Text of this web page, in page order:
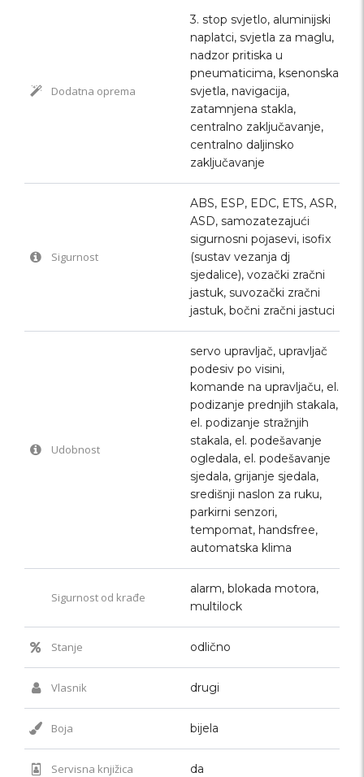
Dodatna oprema
3. stop svjetlo, aluminijski
naplatci, svjetla za maglu,
nadzor pritiska u
pneumaticima, ksenonska
svjetla, navigacija,
zatamnjena stakla,
centralno zaključavanje,
centralno daljinsko
zaključavanje
Sigurnost
ABS, ESP, EDC, ETS, ASR,
ASD, samozatezajući
sigurnosni pojasevi, isofix
(sustav vezanja dj
sjedalice), vozački zračni
jastuk, suvozački zračni
jastuk, bočni zračni jastuci
Udobnost
servo upravljač, upravljač
podesiv po visini,
komande na upravljaču, el.
podizanje prednjih stakala,
el. podizanje stražnjih
stakala, el. podešavanje
ogledala, el. podešavanje
sjedala, grijanje sjedala,
središnji naslon za ruku,
parkirni senzori,
tempomat, handsfree,
automatska klima
Sigurnost od krađe
alarm, blokada motora,
multilock
Stanje odlično
Vlasnik drugi
Boja bijela
Servisna knjižica da